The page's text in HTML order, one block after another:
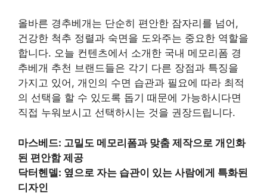
올바른 경추베개는 단순히 편안한 잠자리를 넘어,
건강한 척추 정렬과 숙면을 도와주는 중요한 역할을
합니다. 오늘 컨텐츠에서 소개한 국내 메모리폼 경
추베개 추천 브랜드들은 각기 다른 장점과 특징을
가지고 있어, 개인의 수면 습관과 필요에 따라 최적
의 선택을 할 수 있도록 돕기 때문에 가능하시다면
직접 누워보시고 선택하시는 것을 권장드립니다.
마스베드: 고밀도 메모리폼과 맞춤 제작으로 개인화
된 편안함 제공
닥터헨델: 옆으로 자는 습관이 있는 사람에게 특화된
디자인